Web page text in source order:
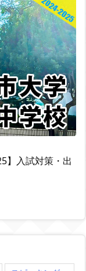
】入試対策・出